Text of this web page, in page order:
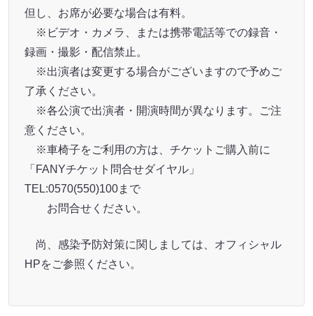
但し、お席が必要な場合は有料。
※ビデオ・カメラ、または携帯電話等での録音・
録画・撮影・配信禁止。
※出演者は変更する場合がございますので予めご
了承ください。
※各公演で出演者・開演時間が異なります。ご注
意ください。
※車椅子をご利用の方は、チケットご購入前に
「FANYチケット問合せダイヤル」
TEL:0570(550)100まで
お問合せください。
尚、感染予防対策に関しましては、オフィシャル
HPをご参照ください。